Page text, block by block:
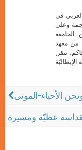
في
وعلى
من معهد
تتقن
الإيطاليّة
الأحياء-الموتى
القداسة عطيّة ومسيرة